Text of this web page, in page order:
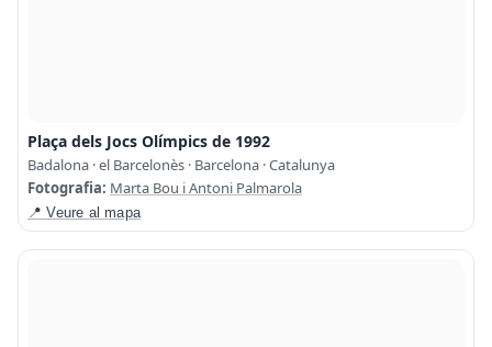
Plaça dels Jocs Olímpics de 1992
Badalona · el Barcelonès · Barcelona · Catalunya
Fotografia: Marta Bou i Antoni Palmarola
📍 Veure al mapa